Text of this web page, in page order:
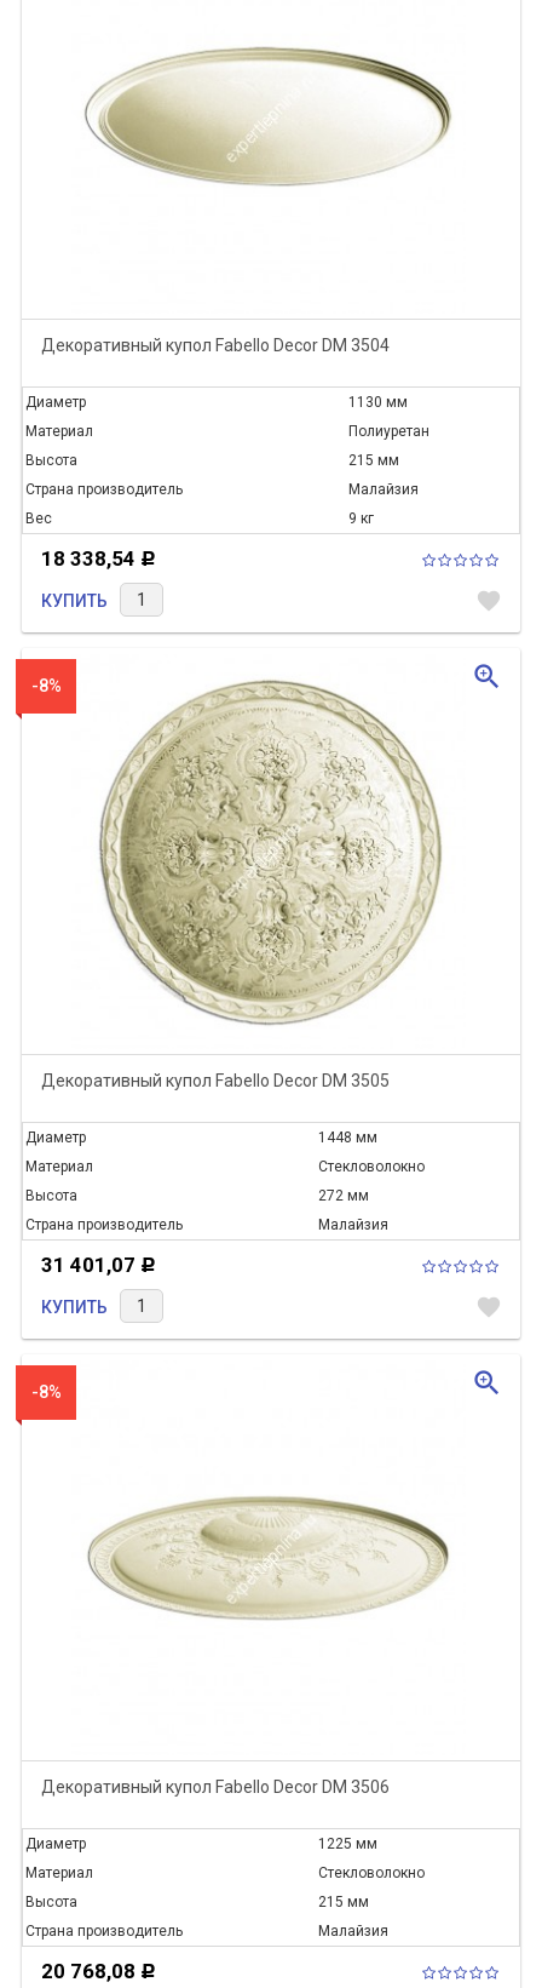
Декоративный купол Fabello Decor DM 3504
Диаметр
1130 мм
Материал
Полиуретан
Высота
215 мм
Страна производитель
Малайзия
Вес
9 кг
18 338,54 Р
КУПИТЬ favorite
-8%
Декоративный купол Fabello Decor DM 3505
Диаметр
1448 мм
Материал
Стекловолокно
Высота
272 мм
Страна производитель
Малайзия
31 401,07 Р
КУПИТЬ favorite
zoom_in
-8%
Декоративный купол Fabello Decor DM 3506
Диаметр
1225 мм
Материал
Стекловолокно
Высота
215 мм
Страна производитель
Малайзия
20 768,08 Р
zoom_in